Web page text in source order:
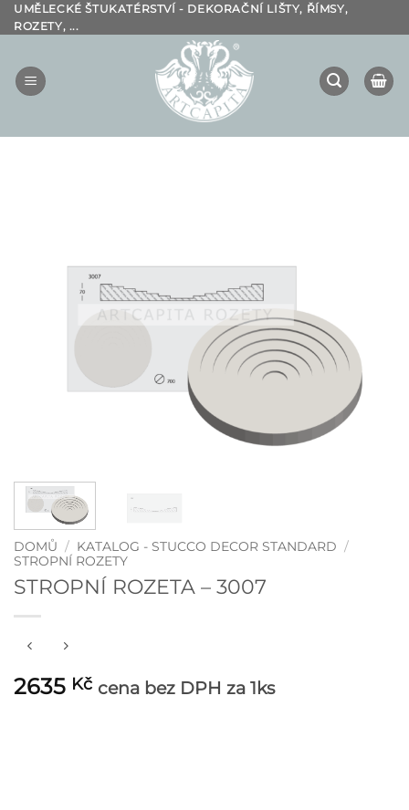
Přeskočit
na
UMĚLECKÉ ŠTUKATÉRSTVÍ - DEKORAČNÍ LIŠTY, ŘÍMSY,
ROZETY, ...
DOMŮ / KATALOG - STUCCO DECOR STANDARD /
STROPNÍ ROZETY
STROPNÍ ROZETA – 3007
2635 Kč cena bez DPH za 1ks